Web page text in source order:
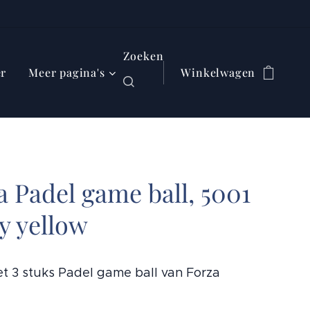
Meer pagina's
Zoeken
Winkelwagen
Padel game ball, 5001
yellow
3 stuks Padel game ball van Forza